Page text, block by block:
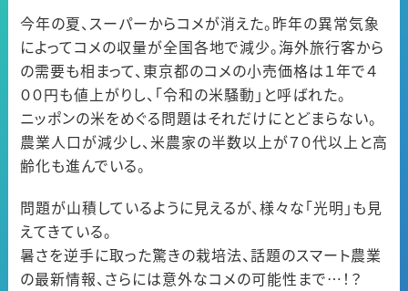
今年の夏、スーパーからコメが消えた。昨年の異常気象
によってコメの収量が全国各地で減少。海外旅行客から
の需要も相まって、東京都のコメの小売価格は１年で４
００円も値上がりし、「令和の米騒動」と呼ばれた。
ニッポンの米をめぐる問題はそれだけにとどまらない。
農業人口が減少し、米農家の半数以上が７０代以上と高
齢化も進んでいる。
問題が山積しているように見えるが、様々な「光明」も見
えてきている。
暑さを逆手に取った驚きの栽培法、話題のスマート農業
の最新情報、さらには意外なコメの可能性まで…！？